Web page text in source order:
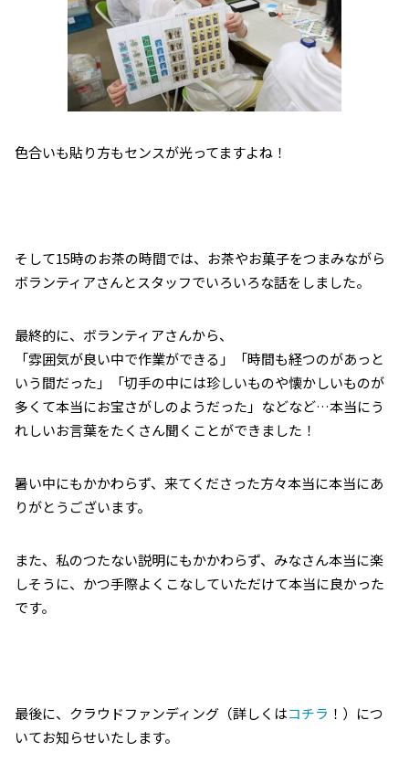
色合いも貼り方もセンスが光ってますよね！
そして15時のお茶の時間では、お茶やお菓子をつまみながら
ボランティアさんとスタッフでいろいろな話をしました。
最終的に、ボランティアさんから、
「雰囲気が良い中で作業ができる」「時間も経つのがあっと
いう間だった」「切手の中には珍しいものや懐かしいものが
多くて本当にお宝さがしのようだった」などなど…本当にう
れしいお言葉をたくさん聞くことができました！
暑い中にもかかわらず、来てくださった方々本当に本当にあ
りがとうございます。
また、私のつたない説明にもかかわらず、みなさん本当に楽
しそうに、かつ手際よくこなしていただけて本当に良かった
です。
最後に、クラウドファンディング（詳しくはコチラ ！）につ
いてお知らせいたします。